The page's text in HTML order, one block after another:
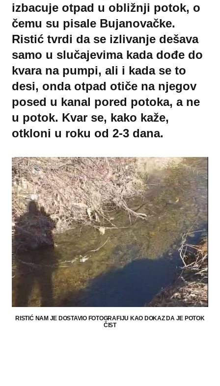
izbacuje otpad u obližnji potok, o
čemu su pisale Bujanovačke.
Ristić tvrdi da se izlivanje dešava
samo u slučajevima kada dođe do
kvara na pumpi, ali i kada se to
desi, onda otpad otiče na njegov
posed u kanal pored potoka, a ne
u potok. Kvar se, kako kaže,
otkloni u roku od 2-3 dana.
RISTIĆ NAM JE DOSTAVIO FOTOGRAFIJU KAO DOKAZ DA JE POTOK
ČIST